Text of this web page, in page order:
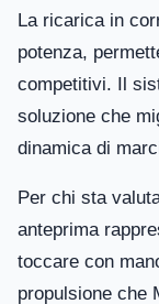
La ricarica in
potenza,
competitivi. Il
soluzione che
dinamica di
Per chi sta
anteprima
toccare con
propulsione che